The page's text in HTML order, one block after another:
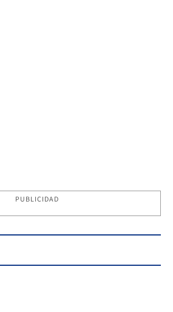
PUBLICIDAD